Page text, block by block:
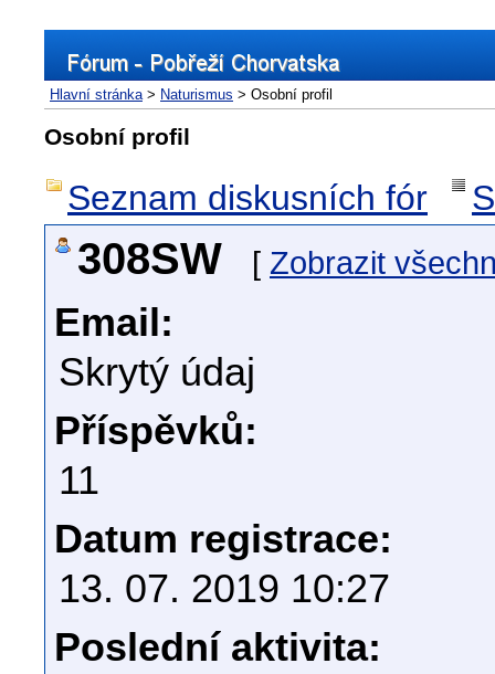
Hlavní stránka> Naturismus > Osobní profil
Osobní profil
Seznam diskusních fór
308SW [ Zobrazit
Email:
Skrytý údaj
Příspěvků:
11
Datum registrace:
13. 07. 2019 10:27
Poslední aktivita: